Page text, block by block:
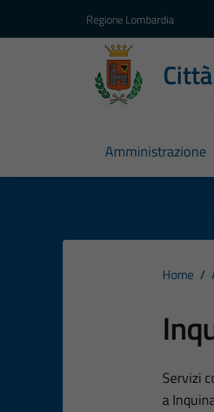
Regione Lombardia
Amministrazione
Home /
Servizi
a